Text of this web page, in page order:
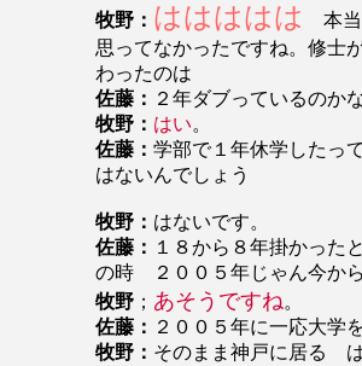
牧野： ははははは
本
思ってなかったですね。修士
わったのは
佐藤： ２年ダブっているのか
牧野： はい。
佐藤： 学部で１年休学したっ
はないんでしょう
牧野： はないです。
佐藤： １８から８年掛かっ
の時 ２００５年じゃん今か
牧野 ； あそうですね。
佐藤： ２００５年に一応大学
牧野： そのまま神戸に居る